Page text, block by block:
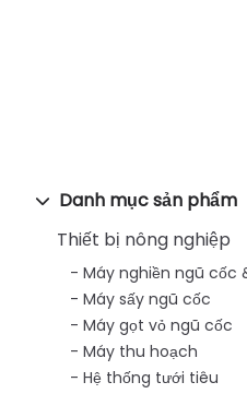
Danh mục sản phẩm
Thiết bị nông nghiệp
Máy nghiền ngũ cốc
Máy sấy ngũ cốc
Máy gọt vỏ ngũ cốc
Máy thu hoạch
Hệ thống tưới tiêu